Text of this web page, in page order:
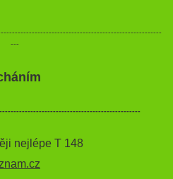
---
nejlépe T 148